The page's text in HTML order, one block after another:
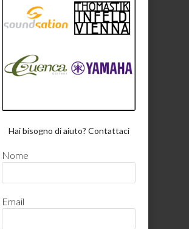
Hai bisogno di aiuto? Contattaci
Nome
Email